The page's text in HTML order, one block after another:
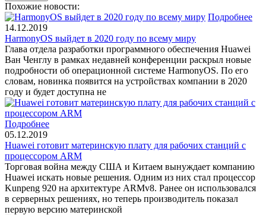
Похожие новости:
Подробнее
14.12.2019
HarmonyOS выйдет в 2020 году по всему миру
Глава отдела разработки программного обеспечения Huawei
Ван Ченглу в рамках недавней конференции раскрыл новые
подробности об операционной системе HarmonyOS. По его
словам, новинка появится на устройствах компании в 2020
году и будет доступна не
Подробнее
05.12.2019
Huawei готовит материнскую плату для рабочих станций с
процессором ARM
Торговая война между США и Китаем вынуждает компанию
Huawei искать новые решения. Одним из них стал процессор
Kunpeng 920 на архитектуре ARMv8. Ранее он использовался
в серверных решениях, но теперь производитель показал
первую версию материнской